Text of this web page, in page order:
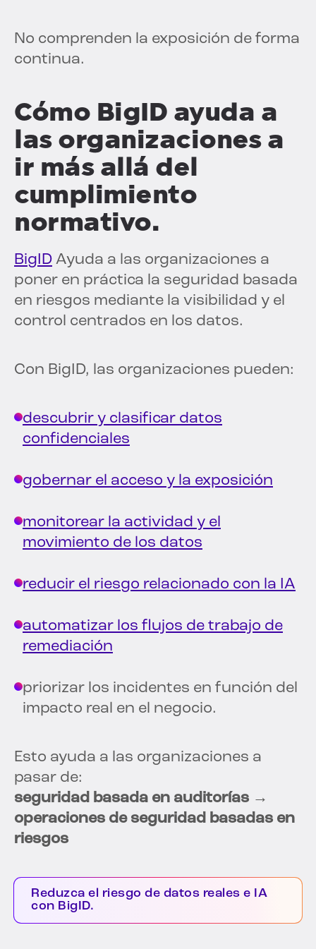
No comprenden la exposición de forma
continua.
Cómo BigID ayuda a
las organizaciones a
ir más allá del
cumplimiento
normativo.
BigID Ayuda a las organizaciones a
poner en práctica la seguridad basada
en riesgos mediante la visibilidad y el
control centrados en los datos.
Con BigID, las organizaciones pueden:
descubrir y clasificar datos
confidenciales
gobernar el acceso y la exposición
monitorear la actividad y el
movimiento de los datos
reducir el riesgo relacionado con la IA
automatizar los flujos de trabajo de
remediación
priorizar los incidentes en función del
impacto real en el negocio.
Esto ayuda a las organizaciones a
pasar de:
seguridad basada en auditorías →
operaciones de seguridad basadas en
riesgos
Reduzca el riesgo de datos reales e IA
con BigID.